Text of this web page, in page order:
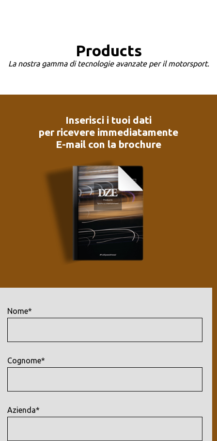
Products
La nostra gamma di tecnologie avanzate per il motorsport.
Inserisci i tuoi dati
per ricevere immediatamente
E-mail con la brochure
Nome*
Cognome*
Azienda*